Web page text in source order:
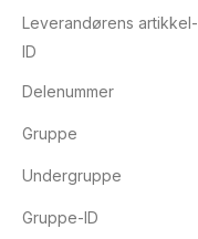
Leverandørens artikkel-
ID
Delenummer
Gruppe
Undergruppe
Gruppe-ID